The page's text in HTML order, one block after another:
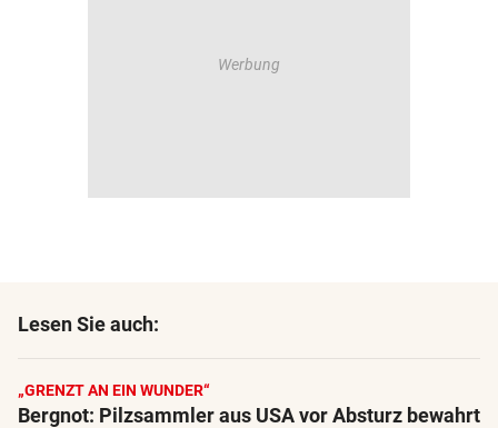
Lesen Sie auch:
„GRENZT AN EIN WUNDER“
Bergnot: Pilzsammler aus USA vor Absturz bewahrt